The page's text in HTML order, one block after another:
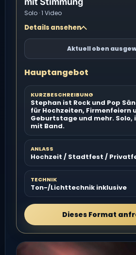
Solo · 1 Video
Details ansehen
Aktuell oben
Hauptangebot
KURZBESCHREIBUNG
Stephan ist Rock und Pop
für Hochzeiten, Firmenfeiern
Geburtstage und mehr. Solo,
mit Band.
ANLASS
Hochzeit / Stadtfest /
TECHNIK
Ton-/Lichttechnik inklusive
Dieses Format